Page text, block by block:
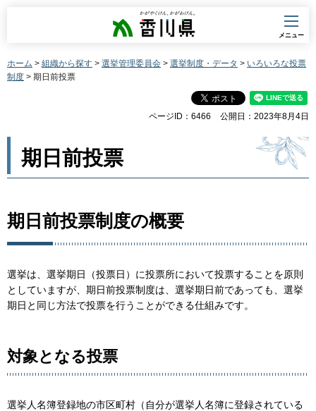
香川県
メニュー
ホーム > 組織から探す > 選挙管理委員会 > 選挙制度・データ > いろいろな投票
制度 > 期日前投票
ページID：6466 公開日：2023年8月4日
期日前投票
期日前投票制度の概要
選挙は、選挙期日（投票日）に投票所において投票することを原則
としていますが、期日前投票制度は、選挙期日前であっても、選挙
期日と同じ方法で投票を行うことができる仕組みです。
対象となる投票
選挙人名簿登録地の市区町村（自分が選挙人名簿に登録されている